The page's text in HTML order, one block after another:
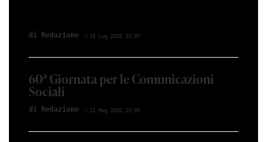
di Redazione 19 Lug 2026 13:07
60ª Giornata per le Comunicazioni
Sociali
di Redazione 11 Mag 2026 23:05